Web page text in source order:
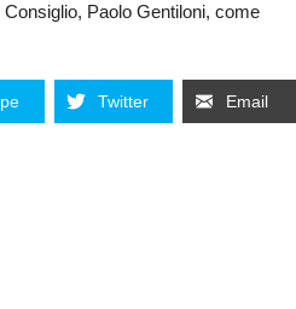
Paolo Gentiloni, come
Twitter Email